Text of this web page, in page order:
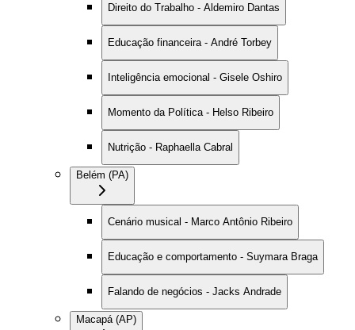
Direito do Trabalho - Aldemiro Dantas
Educação financeira - André Torbey
Inteligência emocional - Gisele Oshiro
Momento da Política - Helso Ribeiro
Nutrição - Raphaella Cabral
Belém (PA)
Cenário musical - Marco Antônio Ribeiro
Educação e comportamento - Suymara Braga
Falando de negócios - Jacks Andrade
Macapá (AP)